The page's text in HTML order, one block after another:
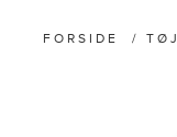
FORSIDE / TØJ